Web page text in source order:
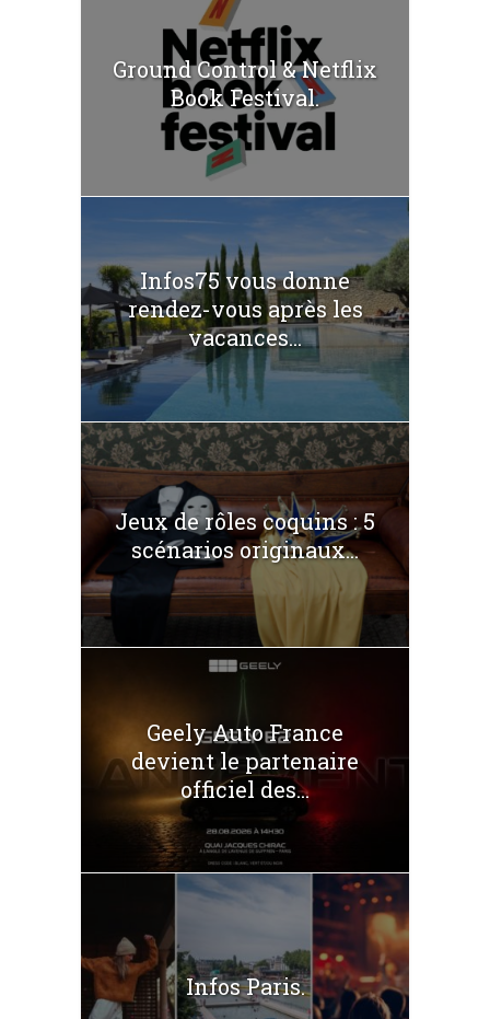
Ground Control & Netflix
Book Festival.
Infos75 vous donne
rendez-vous après les
vacances...
Jeux de rôles coquins : 5
scénarios originaux...
Geely Auto France
devient le partenaire
officiel des...
Infos Paris.